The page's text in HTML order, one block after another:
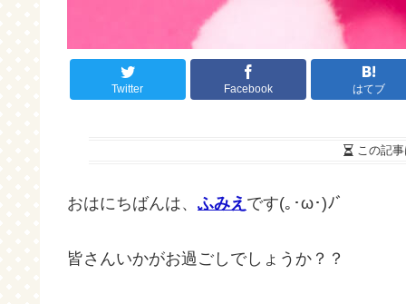
Twitter Facebook はてブ
この記事
おはにちばんは、 ふみえ です(｡･ω･)ﾉﾞ
皆さんいかがお過ごしでしょうか？？